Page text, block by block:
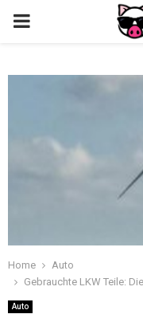
Home
Auto
Gebrauchte LKW Teile:
Auto